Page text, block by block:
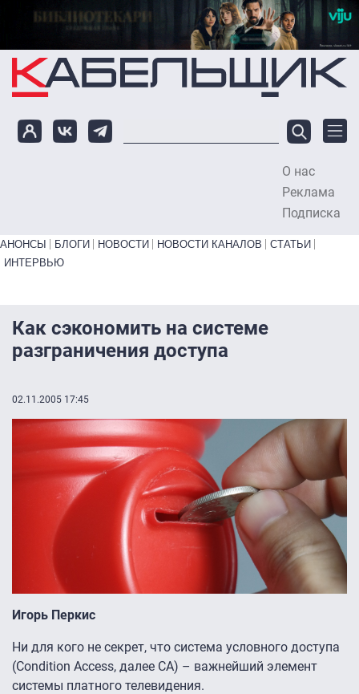
Перейти к основному содержанию
О нас
Реклама
Подписка
Primary links bottom
АНОНСЫ БЛОГИ НОВОСТИ НОВОСТИ КАНАЛОВ
СТАТЬИ
ИНТЕРВЬЮ
Как сэкономить на системе
разграничения доступа
02.11.2005 17:45
Игорь Перкис
Ни для кого не секрет, что система условного доступа
(Condition Access, далее CA) – важнейший элемент
системы платного телевидения.